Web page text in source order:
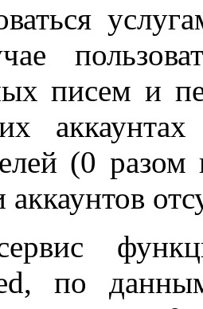
писем и
(0
по